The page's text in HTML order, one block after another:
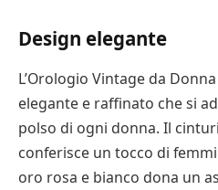
Design elegante
L’Orologio Vintage da
elegante e raffinato che si
polso di ogni donna. Il
conferisce un tocco di
oro rosa e bianco dona un